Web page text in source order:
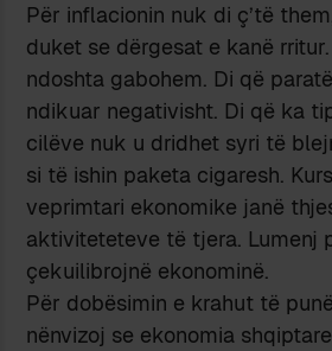
Për inflacionin nuk di ç’të
duket se dërgesat e kanë
ndoshta gabohem. Di që
ndikuar negativisht. Di që ka
cilëve nuk u dridhet syri të
si të ishin paketa cigaresh.
veprimtari ekonomike janë
aktiviteteteve të tjera. Lumenj
çekuilibrojnë ekonominë.
Për dobësimin e krahut të
nënvizoj se ekonomia